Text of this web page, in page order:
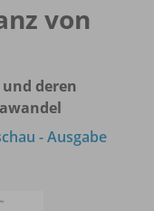
von
deren
- Ausgabe